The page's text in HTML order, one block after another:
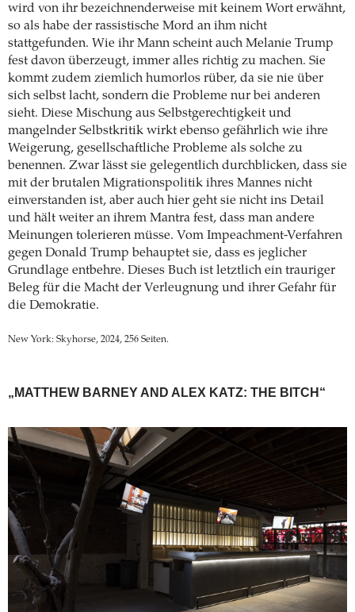
wird von ihr bezeichnenderweise mit keinem Wort erwähnt,
so als habe der rassistische Mord an ihm nicht
stattgefunden. Wie ihr Mann scheint auch Melanie Trump
fest davon überzeugt, immer alles richtig zu machen. Sie
kommt zudem ziemlich humorlos rüber, da sie nie über
sich selbst lacht, sondern die Probleme nur bei anderen
sieht. Diese Mischung aus Selbstgerechtigkeit und
mangelnder Selbstkritik wirkt ebenso gefährlich wie ihre
Weigerung, gesellschaftliche Probleme als solche zu
benennen. Zwar lässt sie gelegentlich durchblicken, dass sie
mit der brutalen Migrationspolitik ihres Mannes nicht
einverstanden ist, aber auch hier geht sie nicht ins Detail
und hält weiter an ihrem Mantra fest, dass man andere
Meinungen tolerieren müsse. Vom Impeachment-Verfahren
gegen Donald Trump behauptet sie, dass es jeglicher
Grundlage entbehre. Dieses Buch ist letztlich ein trauriger
Beleg für die Macht der Verleugnung und ihrer Gefahr für
die Demokratie.
New York: Skyhorse, 2024, 256 Seiten.
„MATTHEW BARNEY AND ALEX KATZ: THE BITCH“